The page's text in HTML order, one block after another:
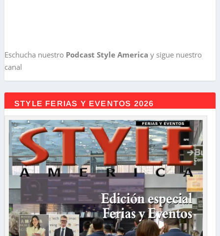
Eschucha nuestro Podcast Style America y sigue nuestro
canal
STYLE FERIAS Y EVENTOS 2026